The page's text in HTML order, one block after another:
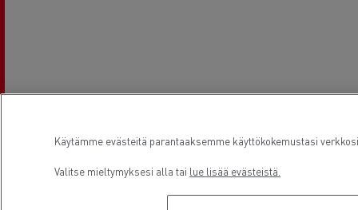
Käytämme evästeitä parantaaksemme käyttökokemustasi
Valitse mieltymyksesi alla tai lue lisää evästeistä.